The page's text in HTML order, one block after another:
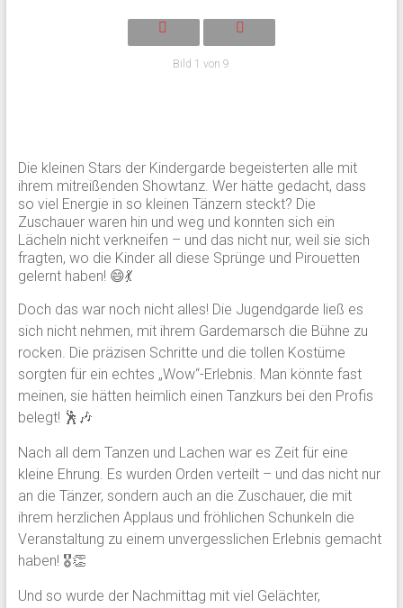
Bild 1 von 9
Die kleinen Stars der Kindergarde begeisterten alle mit
ihrem mitreißenden Showtanz. Wer hätte gedacht, dass
so viel Energie in so kleinen Tänzern steckt? Die
Zuschauer waren hin und weg und konnten sich ein
Lächeln nicht verkneifen – und das nicht nur, weil sie sich
fragten, wo die Kinder all diese Sprünge und Pirouetten
gelernt haben! 😄💃
Doch das war noch nicht alles! Die Jugendgarde ließ es
sich nicht nehmen, mit ihrem Gardemarsch die Bühne zu
rocken. Die präzisen Schritte und die tollen Kostüme
sorgten für ein echtes „Wow“-Erlebnis. Man könnte fast
meinen, sie hätten heimlich einen Tanzkurs bei den Profis
belegt! 🕺🎶
Nach all dem Tanzen und Lachen war es Zeit für eine
kleine Ehrung. Es wurden Orden verteilt – und das nicht nur
an die Tänzer, sondern auch an die Zuschauer, die mit
ihrem herzlichen Applaus und fröhlichen Schunkeln die
Veranstaltung zu einem unvergesslichen Erlebnis gemacht
haben! 🎖️👏
Und so wurde der Nachmittag mit viel Gelächter,